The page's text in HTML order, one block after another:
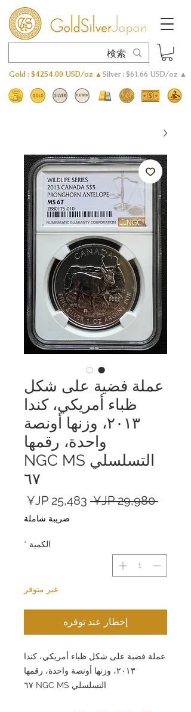
Gold : $4254.00 USD/oz ▲Silver : $61.66 USD/oz ▲
عملة فضية على شكل
ظباء أمريكي، كندا
٢٠١٣، وزنها أونصة
واحدة، رقمها
التسلسلي NGC MS
٦٧
‏29,980 JP¥
سعر
عادي
البيعضريبة شاملة
الكمية *
غير متوفر
إخطار عند توفره
عملة فضية على شكل ظباء أمريكي، كندا
٢٠١٣، وزنها أونصة واحدة، رقمها
التسلسلي NGC MS ٦٧